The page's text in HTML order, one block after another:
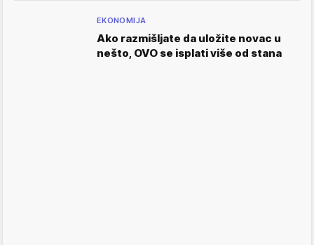
EKONOMIJA
Ako razmišljate da uložite novac u
nešto, OVO se isplati više od stana